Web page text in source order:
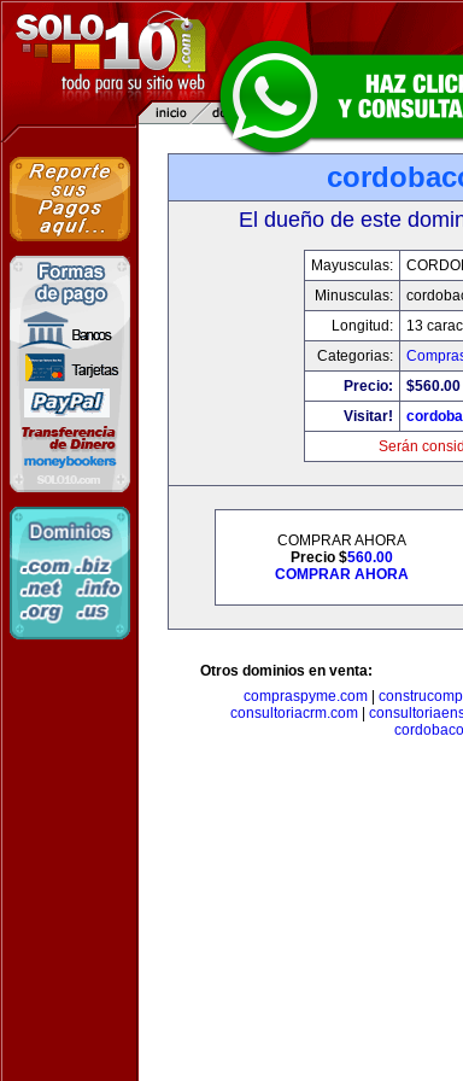
El dueño de este
Mayusculas:
Minusculas:
Longitud:
13
Categorias:
Precio:
$560.00
Visitar!
Serán
COMPRAR AHORA
Precio $560.00
COMPRAR AHORA
Otros dominios en venta:
compraspyme.com
consultoriacrm.com|